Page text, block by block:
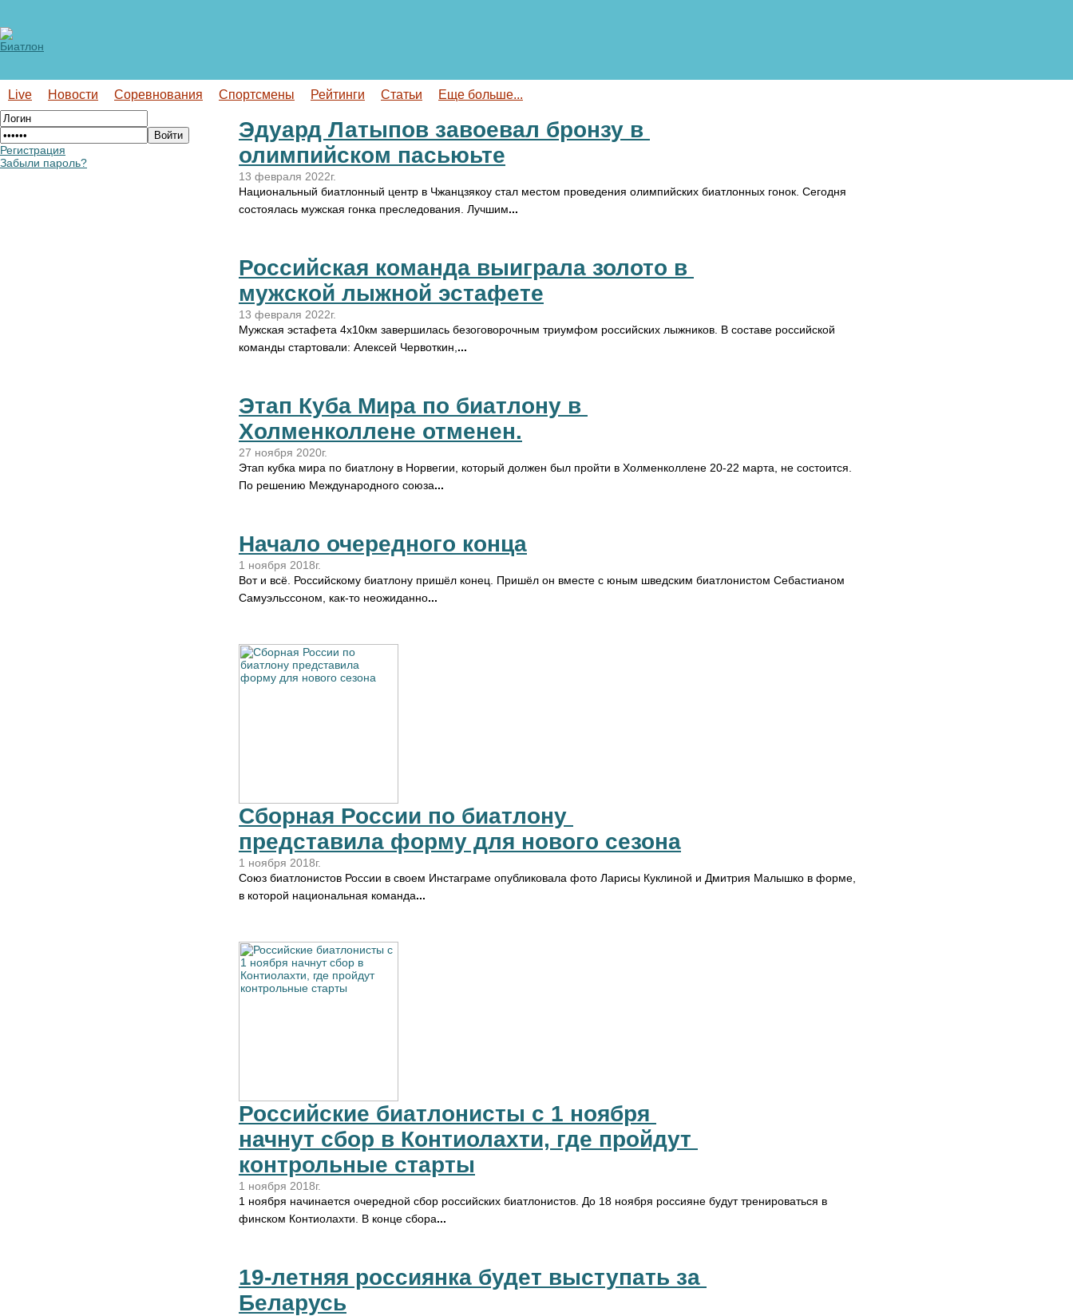
Live Новости Соревнования Спортсмены Рейтинги Статьи Еще больше...
Регистрация
Забыли пароль?
Эдуард Латыпов завоевал бронзу в
олимпийском пасьюьте
13 февраля 2022г.
Национальный биатлонный центр в Чжанцзякоу стал местом проведения олимпийских биатлонных гонок. Сегодня
состоялась мужская гонка преследования. Лучшим...
Российская команда выиграла золото в
мужской лыжной эстафете
13 февраля 2022г.
Мужская эстафета 4х10км завершилась безоговорочным триумфом российских лыжников. В составе российской
команды стартовали: Алексей Червоткин, ...
Этап Куба Мира по биатлону в
Холменколлене отменен.
27 ноября 2020г.
Этап кубка мира по биатлону в Норвегии, который должен был пройти в Холменколлене 20-22 марта, не состоится.
По решению Международного союза...
Начало очередного конца
1 ноября 2018г.
Вот и всё. Российскому биатлону пришёл конец. Пришёл он вместе с юным шведским биатлонистом Себастианом
Самуэльссоном, как-то неожиданно...
Сборная России по биатлону
представила форму для нового сезона
1 ноября 2018г.
Союз биатлонистов России в своем Инстаграме опубликовала фото Ларисы Куклиной и Дмитрия Малышко в форме,
в которой национальная команда...
Российские биатлонисты с 1 ноября
начнут сбор в Контиолахти, где пройдут
контрольные старты
1 ноября 2018г.
1 ноября начинается очередной сбор российских биатлонистов. До 18 ноября россияне будут тренироваться в
финском Контиолахти. В конце сбора...
19-летняя россиянка будет выступать за
Беларусь